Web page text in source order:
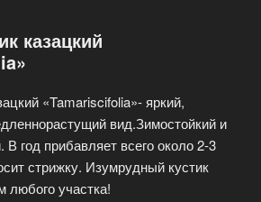
казацкий
«Tamariscifolia»- яркий,
вид.Зимостойкий и
В год прибавляет всего около 2-3
стрижку. Изумрудный кустик
любого участка!